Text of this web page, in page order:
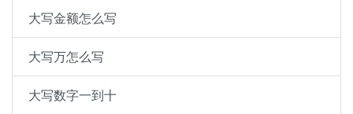
大写金额怎么写
大写万怎么写
大写数字一到十